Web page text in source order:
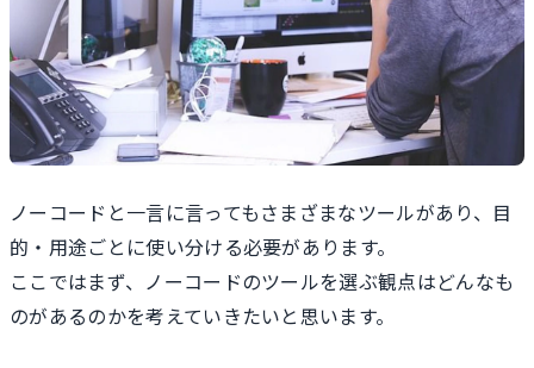
ノーコードと一言に言ってもさまざまなツールがあり、目
的・用途ごとに使い分ける必要があります。
ここではまず、ノーコードのツールを選ぶ観点はどんなも
のがあるのかを考えていきたいと思います。